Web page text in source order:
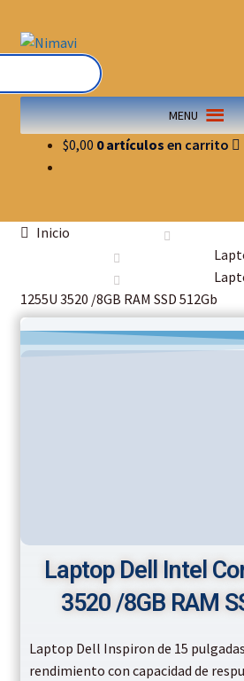
MENU
$0,00 0 artículos
Inicio
1255U 3520 /8GB RAM SSD 512Gb
Laptop Dell Intel
3520 /8GB RAM
Laptop Dell Inspiron de 15
rendimiento con capacidad de